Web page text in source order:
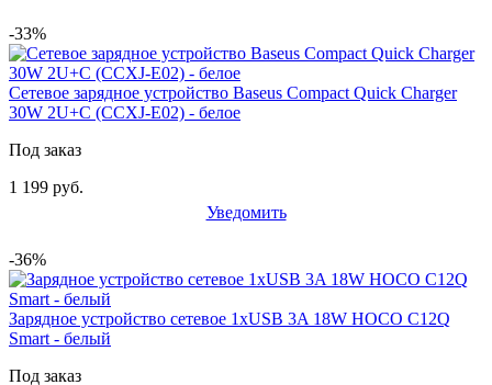
-33%
Сетевое зарядное устройство Baseus Compact Quick Charger
30W 2U+C (CCXJ-E02) - белое
Под заказ
1 199 руб.
Уведомить
-36%
Зарядное устройство сетевое 1xUSB 3A 18W HOCO C12Q
Smart - белый
Под заказ